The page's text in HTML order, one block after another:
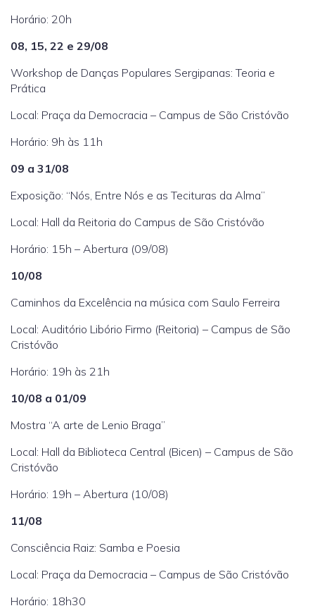
Horário: 20h
08, 15, 22 e 29/08
Workshop de Danças Populares Sergipanas: Teoria e
Prática
Local: Praça da Democracia – Campus de São Cristóvão
Horário: 9h às 11h
09 a 31/08
Exposição: “Nós, Entre Nós e as Tecituras da Alma”
Local: Hall da Reitoria do Campus de São Cristóvão
Horário: 15h – Abertura (09/08)
10/08
Caminhos da Excelência na música com Saulo Ferreira
Local: Auditório Libório Firmo (Reitoria) – Campus de São
Cristóvão
Horário: 19h às 21h
10/08 a 01/09
Mostra “A arte de Lenio Braga”
Local: Hall da Biblioteca Central (Bicen) – Campus de São
Cristóvão
Horário: 19h – Abertura (10/08)
11/08
Consciência Raiz: Samba e Poesia
Local: Praça da Democracia – Campus de São Cristóvão
Horário: 18h30